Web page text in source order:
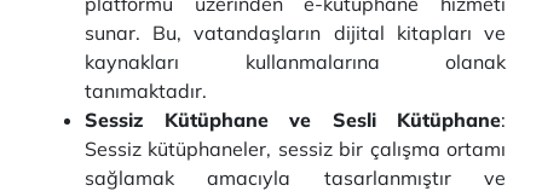
sunar. Bu, vatandaşların dijital kitapları ve
kaynakları kullanmalarına olanak
tanımaktadır.
Sessiz Kütüphane ve Sesli Kütüphane:
Sessiz kütüphaneler, sessiz bir çalışma ortamı
sağlamak amacıyla tasarlanmıştır ve